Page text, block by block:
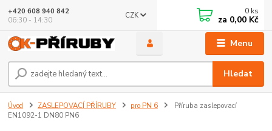
Menu
CZK
Hledat
+420 608 940 842
06:30 - 14:30
0 ks
za 0,00 Kč
Úvod ZASLEPOVACÍ PŘÍRUBY pro PN 6
Příruba zaslepovací
EN1092-1 DN80 PN6